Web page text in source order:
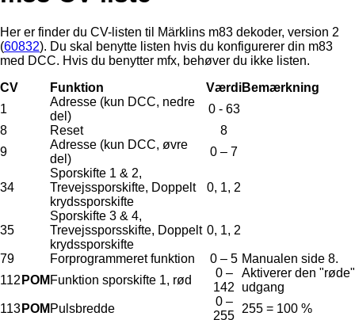
Her er finder du CV-listen til Märklins m83 dekoder, version 2
(60832). Du skal benytte listen hvis du konfigurerer din m83
med DCC. Hvis du benytter mfx, behøver du ikke listen.
CV
Funktion VærdiBemærkning
1
Adresse (kun DCC, nedre
del)
0 - 63
8
Reset
8
9
Adresse (kun DCC, øvre
del)
0 – 7
34
Sporskifte 1 & 2,
Trevejssporskifte, Doppelt
krydssporskifte
0, 1, 2
35
Sporskifte 3 & 4,
Trevejssporsskifte, Doppelt
krydssporskifte
0, 1, 2
79 Forprogrammeret funktion 0 – 5 Manualen side 8.
112 POM Funktion sporskifte 1, rød
0 –
142
Aktiverer den "røde"
udgang
113 POM Pulsbredde
0 –
255
255 = 100 %